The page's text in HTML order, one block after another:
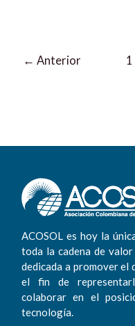
← Anterior 1
ACOSOL es hoy la
toda la cadena de
dedicada a promover el
el fin de
colaborar en el
tecnología.